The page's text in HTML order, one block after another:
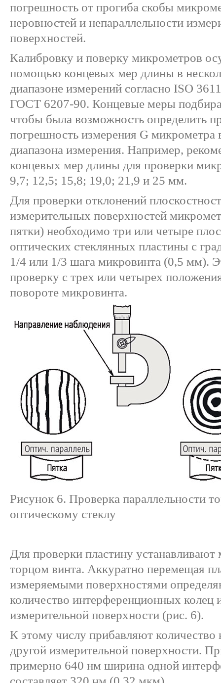
погрешность от прогиба скобы
неровностей и непараллельности
поверхностей.
Калибровку и поверку микрометров
помощью концевых мер длины в
диапазоне измерений согласно ISO
ГОСТ 6207-90. Концевые меры
чтобы была возможность определить
погрешность измерения G микрометра
диапазона измерения. Например,
концевых мер длины для проверки
9,7; 12,5; 15,8; 19,0; 21,9 и 25 мм.
Для проверки отклонений
измерительных поверхностей
пятки) необходимо три или четыре
оптических стеклянных пластины с
1/4 или 1/3 шага микровинта (0,5 мм).
проверку с трех или четырех
повороте микровинта.
Рисунок 6. Проверка параллельности
оптическому стеклу
Для проверки пластину
торцом винта. Аккуратно перемещая
измеряемыми поверхностями
количество интерференционных колец
измерительной поверхности (рис. 6).
К этому числу прибавляют количество
другой измерительной поверхности.
примерно 640 нм ширина одной